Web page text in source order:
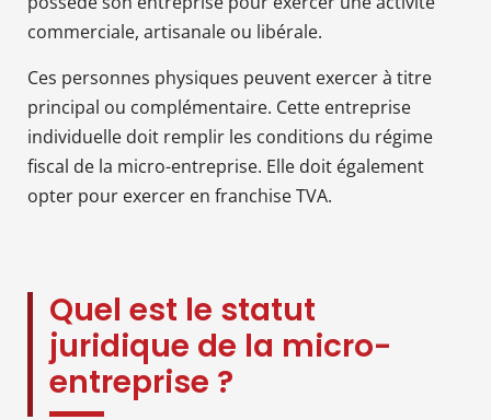
commerciale, artisanale ou libérale.
Ces personnes physiques peuvent exercer à titre
principal ou complémentaire. Cette entreprise
individuelle doit remplir les conditions du régime
fiscal de la micro-entreprise. Elle doit également
opter pour exercer en franchise TVA.
Quel est le statut
juridique de la micro-
entreprise ?